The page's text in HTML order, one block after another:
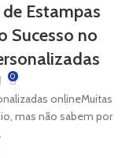
Estampas
Sucesso no
0
onlineMuitas
mas não sabem por